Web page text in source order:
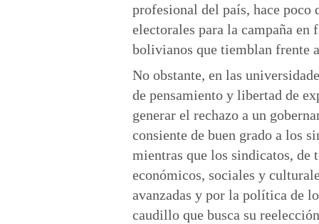
profesional del país, hace
electorales para la campaña en
bolivianos que tiemblan frente
No obstante, en las
de pensamiento y libertad de
generar el rechazo a un
consiente de buen grado a los
mientras que los sindicatos, de
económicos, sociales y
avanzadas y por la política de
caudillo que busca su